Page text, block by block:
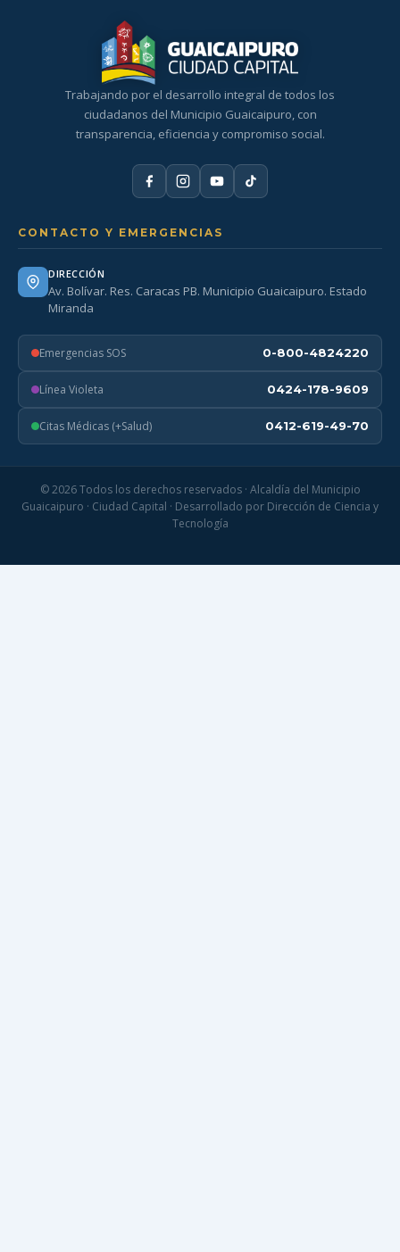
Trabajando por el desarrollo integral de todos los
ciudadanos del Municipio Guaicaipuro, con
transparencia, eficiencia y compromiso social.
CONTACTO Y EMERGENCIAS
DIRECCIÓN
Av. Bolívar. Res. Caracas PB. Municipio Guaicaipuro. Estado
Miranda
Emergencias SOS 0-800-4824220
Línea Violeta 0424-178-9609
Citas Médicas (+Salud) 0412-619-49-70
© 2026 Todos los derechos reservados · Alcaldía del Municipio
Guaicaipuro · Ciudad Capital · Desarrollado por Dirección de Ciencia y
Tecnología